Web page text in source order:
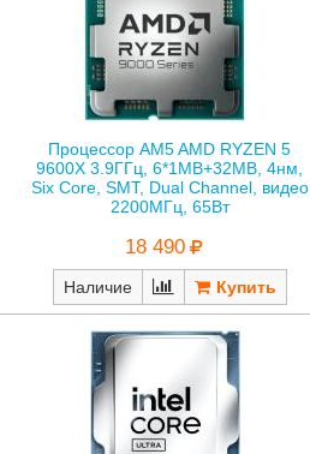
Процессор AM5 AMD RYZEN 5
9600X 3.9ГГц, 6*1MB+32MB, 4нм,
Six Core, SMT, Dual Channel, видео
2200МГц, 65Вт
18 490
Наличие